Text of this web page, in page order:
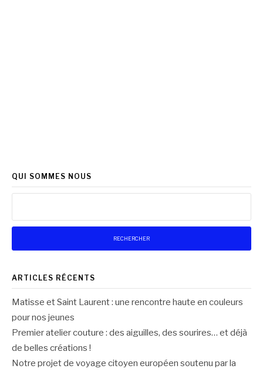
QUI SOMMES NOUS
ARTICLES RÉCENTS
Matisse et Saint Laurent : une rencontre haute en couleurs
pour nos jeunes
Premier atelier couture : des aiguilles, des sourires… et déjà
de belles créations !
Notre projet de voyage citoyen européen soutenu par la